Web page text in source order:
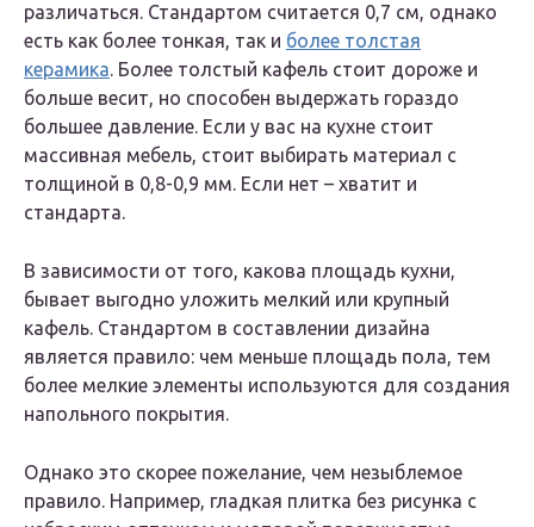
различаться. Стандартом считается 0,7 см, однако
есть как более тонкая, так и более толстая
керамика. Более толстый кафель стоит дороже и
больше весит, но способен выдержать гораздо
большее давление. Если у вас на кухне стоит
массивная мебель, стоит выбирать материал с
толщиной в 0,8-0,9 мм. Если нет – хватит и
стандарта.
В зависимости от того, какова площадь кухни,
бывает выгодно уложить мелкий или крупный
кафель. Стандартом в составлении дизайна
является правило: чем меньше площадь пола, тем
более мелкие элементы используются для создания
напольного покрытия.
Однако это скорее пожелание, чем незыблемое
правило. Например, гладкая плитка без рисунка с